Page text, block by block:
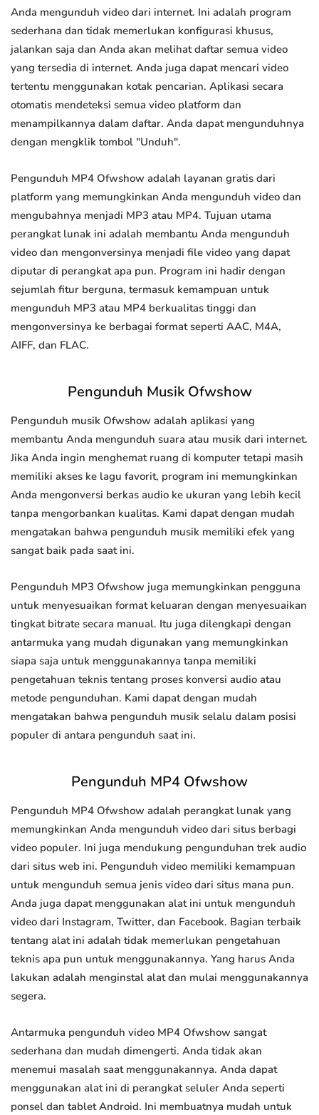
Anda mengunduh video dari internet. Ini adalah program
sederhana dan tidak memerlukan konfigurasi khusus,
jalankan saja dan Anda akan melihat daftar semua video
yang tersedia di internet. Anda juga dapat mencari video
tertentu menggunakan kotak pencarian. Aplikasi secara
otomatis mendeteksi semua video platform dan
menampilkannya dalam daftar. Anda dapat mengunduhnya
dengan mengklik tombol "Unduh".
Pengunduh MP4 Ofwshow adalah layanan gratis dari
platform yang memungkinkan Anda mengunduh video dan
mengubahnya menjadi MP3 atau MP4. Tujuan utama
perangkat lunak ini adalah membantu Anda mengunduh
video dan mengonversinya menjadi file video yang dapat
diputar di perangkat apa pun. Program ini hadir dengan
sejumlah fitur berguna, termasuk kemampuan untuk
mengunduh MP3 atau MP4 berkualitas tinggi dan
mengonversinya ke berbagai format seperti AAC, M4A,
AIFF, dan FLAC.
Pengunduh Musik Ofwshow
Pengunduh musik Ofwshow adalah aplikasi yang
membantu Anda mengunduh suara atau musik dari internet.
Jika Anda ingin menghemat ruang di komputer tetapi masih
memiliki akses ke lagu favorit, program ini memungkinkan
Anda mengonversi berkas audio ke ukuran yang lebih kecil
tanpa mengorbankan kualitas. Kami dapat dengan mudah
mengatakan bahwa pengunduh musik memiliki efek yang
sangat baik pada saat ini.
Pengunduh MP3 Ofwshow juga memungkinkan pengguna
untuk menyesuaikan format keluaran dengan menyesuaikan
tingkat bitrate secara manual. Itu juga dilengkapi dengan
antarmuka yang mudah digunakan yang memungkinkan
siapa saja untuk menggunakannya tanpa memiliki
pengetahuan teknis tentang proses konversi audio atau
metode pengunduhan. Kami dapat dengan mudah
mengatakan bahwa pengunduh musik selalu dalam posisi
populer di antara pengunduh saat ini.
Pengunduh MP4 Ofwshow
Pengunduh MP4 Ofwshow adalah perangkat lunak yang
memungkinkan Anda mengunduh video dari situs berbagi
video populer. Ini juga mendukung pengunduhan trek audio
dari situs web ini. Pengunduh video memiliki kemampuan
untuk mengunduh semua jenis video dari situs mana pun.
Anda juga dapat menggunakan alat ini untuk mengunduh
video dari Instagram, Twitter, dan Facebook. Bagian terbaik
tentang alat ini adalah tidak memerlukan pengetahuan
teknis apa pun untuk menggunakannya. Yang harus Anda
lakukan adalah menginstal alat dan mulai menggunakannya
segera.
Antarmuka pengunduh video MP4 Ofwshow sangat
sederhana dan mudah dimengerti. Anda tidak akan
menemui masalah saat menggunakannya. Anda dapat
menggunakan alat ini di perangkat seluler Anda seperti
ponsel dan tablet Android. Ini membuatnya mudah untuk